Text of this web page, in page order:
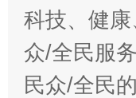
科技、健
众/全民服
民众/全民